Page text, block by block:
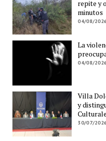
repite y
minutos
04/08/2026
La
04/08/2026
Villa
y
30/07/2026